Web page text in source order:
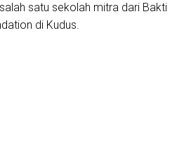
satu sekolah mitra dari Bakti
di Kudus.